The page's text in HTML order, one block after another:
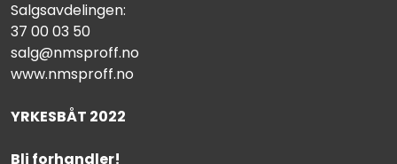
Salgsavdelingen:
37 00 03 50
salg@nmsproff.no
www.nmsproff.no
YRKESBÅT 2022
Bli forhandler!